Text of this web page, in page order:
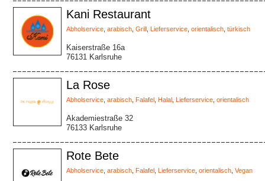
Kani Restaurant
Abholservice arabisch Grill Lieferservice orientalisch türkisch
Kaiserstraße 16a
76131 Karlsruhe
La Rose
Abholservice arabisch Falafel Halal Lieferservice orientalisch
Akademiestraße 32
76133 Karlsruhe
Rote Bete
Abholservice arabisch Falafel Lieferservice orientalisch Vegan